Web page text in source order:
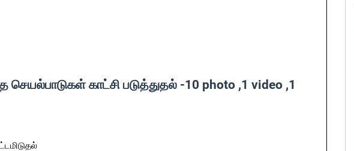
செயல்பாடுகள் காட்சி படுத்துதல் -10 photo ,1 video ,1